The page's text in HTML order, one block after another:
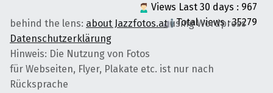
behind the lens: about Jazzfotos.atusing Wordpress
Datenschutzerklärung
Hinweis: Die Nutzung von Fotos
für Webseiten, Flyer, Plakate etc. ist nur nach
Rücksprache
Views Last 30 days : 967
Total views : 35279